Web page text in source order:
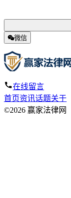
微信
在线留言
首页资讯话题关于
©2026 赢家法律网